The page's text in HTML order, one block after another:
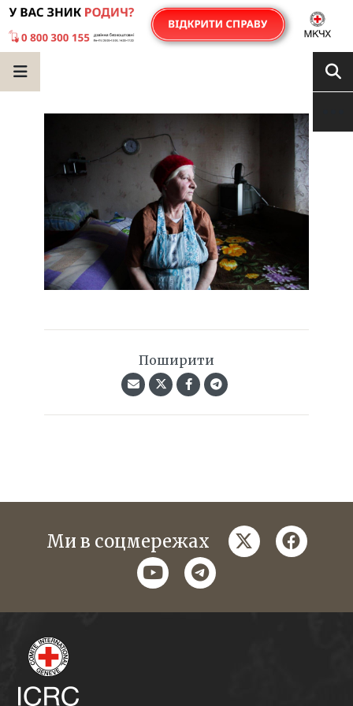
Поширити
Ми в соцмережах twitter
youtubetelegram